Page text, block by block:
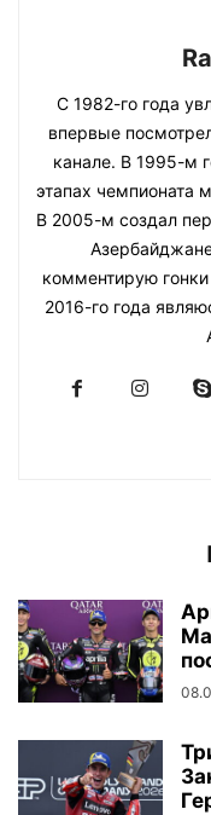
С 1982-го года
впервые
канале. В 1995-м
этапах чемпионата
В 2005-м создал
комментирую
2016-го года